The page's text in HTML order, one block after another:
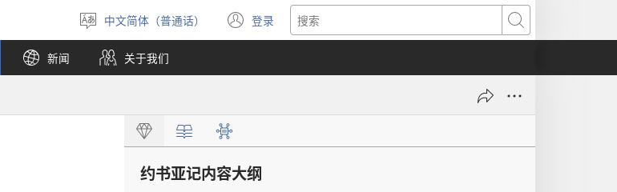
选
择
语
言
中文简体（普通话） 登录
（打
开
窗
搜
索
新闻 关于我们
约书亚记内容大纲